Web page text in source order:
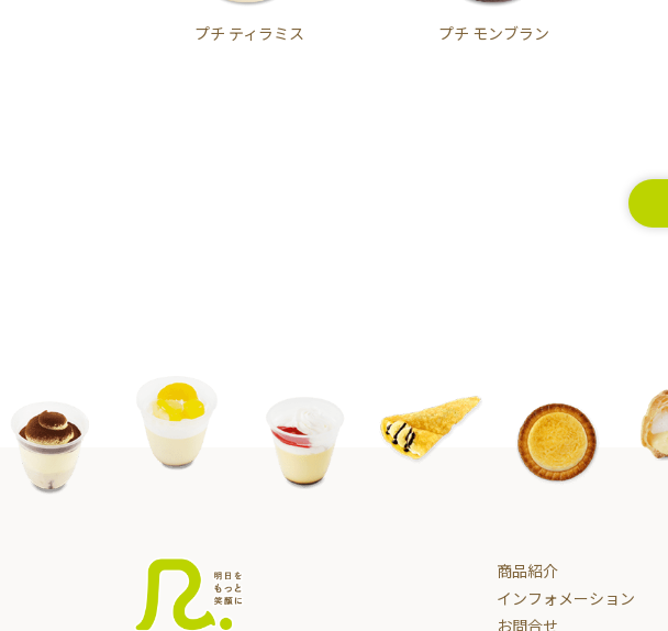
プチ ティラミス プチ モンブラン
商品紹介
インフォメーション
お問合せ